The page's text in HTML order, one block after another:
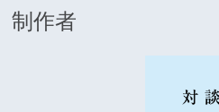
制作者